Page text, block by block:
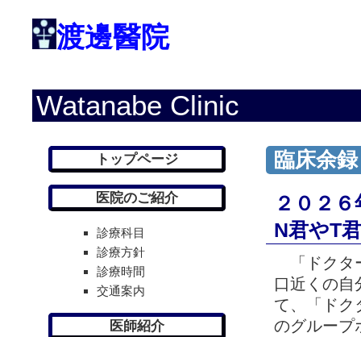
渡邊醫院
Watanabe Clinic
トップページ
医院のご紹介
診療科目
診療方針
診療時間
交通案内
医師紹介
臨床余録
２０２
N君やT
「ドクタ
口近くの自
て、「ドク
のグループ